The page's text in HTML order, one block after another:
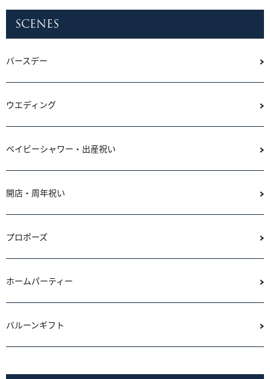
SCENES
バースデー
ウエディング
ベイビーシャワー・出産祝い
開店・周年祝い
プロポーズ
ホームパーティー
バルーンギフト